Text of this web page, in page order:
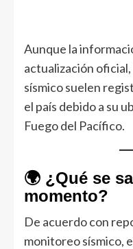
Aunque la
actualización
sísmico suelen
el país debido a su
Fuego del Pacífico.
🌍 ¿Qué se
momento?
De acuerdo con
monitoreo sísmico,